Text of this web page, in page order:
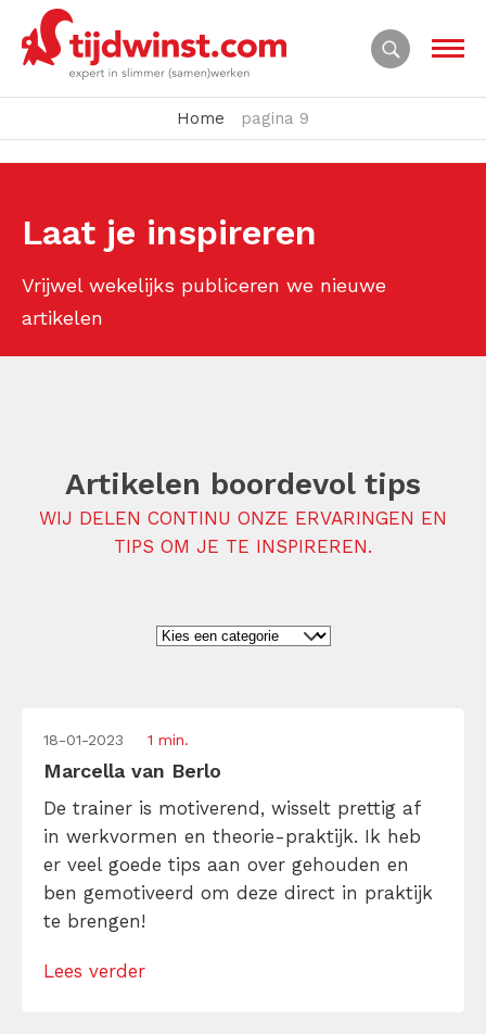
Home pagina 9
Laat je inspireren
Vrijwel wekelijks publiceren we nieuwe
artikelen
Artikelen boordevol tips
WIJ DELEN CONTINU ONZE ERVARINGEN EN
TIPS OM JE TE INSPIREREN.
18-01-2023 1 min.
Marcella van Berlo
De trainer is motiverend, wisselt prettig af
in werkvormen en theorie-praktijk. Ik heb
er veel goede tips aan over gehouden en
ben gemotiveerd om deze direct in praktijk
te brengen!
Lees verder